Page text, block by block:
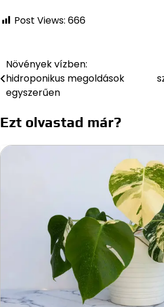
Post Views: 666
Bejegyzés
navigáció
Növények vízben:
hidroponikus megoldások
egyszerűen
Ezt olvastad már?